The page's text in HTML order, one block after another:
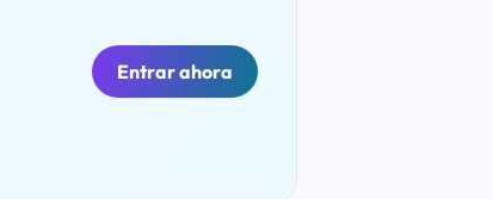
Entrar ahora